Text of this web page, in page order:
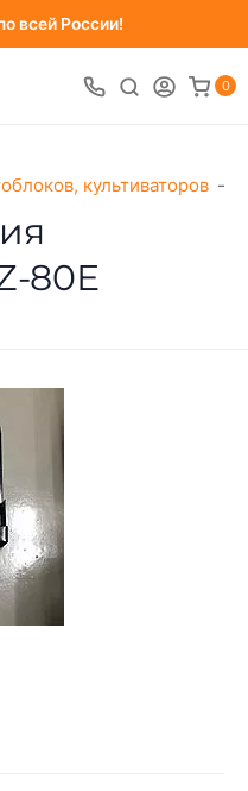
всей России!
0
культиваторов
80Е